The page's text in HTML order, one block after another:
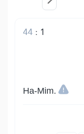
1
:
44
Ha-Mim.